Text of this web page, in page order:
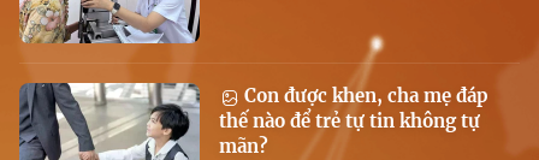
Con được khen, cha mẹ đáp
thế nào để trẻ tự tin không tự
mãn?